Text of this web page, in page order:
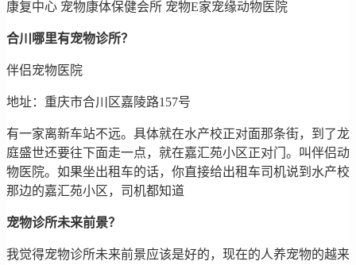
康复中心 宠物康体保健会所 宠物E家宠缘动物医院
合川哪里有宠物诊所？
伴侣宠物医院
地址：重庆市合川区嘉陵路157号
有一家离新车站不远。具体就在水产校正对面那条街，到了龙
庭盛世还要往下面走一点，就在嘉汇苑小区正对门。叫伴侣动
物医院。如果坐出租车的话，你直接给出租车司机说到水产校
那边的嘉汇苑小区，司机都知道
宠物诊所未来前景？
我觉得宠物诊所未来前景应该是好的，现在的人养宠物的越来